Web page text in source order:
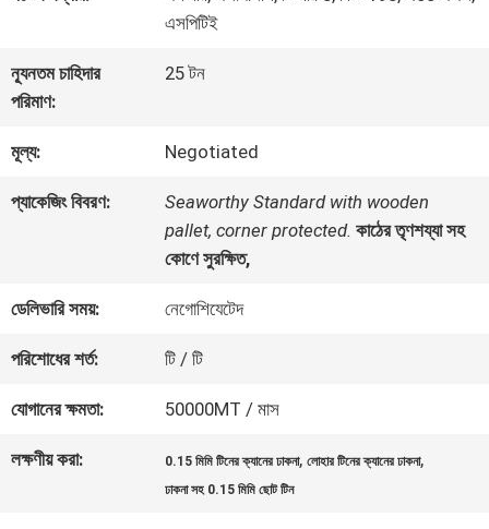
নিয়ন্ত্রণ
করুন
মামলা
এসপিটিই
ন্যূনতম চাহিদার
পরিমাণ:
25 টন
মূল্য: Negotiated
প্যাকেজিং বিবরণ:
Seaworthy Standard with wooden
pallet, corner protected. কাঠের তৃণশয্যা সহ
কোণে সুরক্ষিত,
ডেলিভারি সময়: নেগোশিযেটেদ
পরিশোধের শর্ত: টি / টি
যোগানের ক্ষমতা: 50000MT / মাস
লক্ষণীয় করা: 0.15 মিমি টিনের ক্যানের ঢাকনা,লোহার টিনের ক্যানের ঢাকনা,
ঢাকনা সহ 0.15 মিমি ছোট টিন